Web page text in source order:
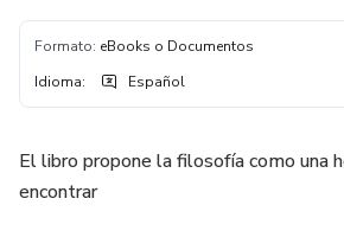
Formato: eBooks o Documentos
Idioma: Español
El libro propone la filosofía como una
encontrar